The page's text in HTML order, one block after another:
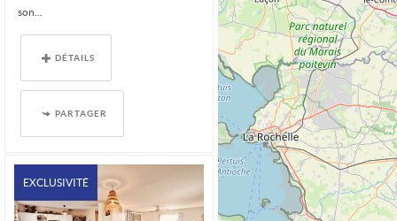
son...
DÉTAILS
PARTAGER
EXCLUSIVITÉ